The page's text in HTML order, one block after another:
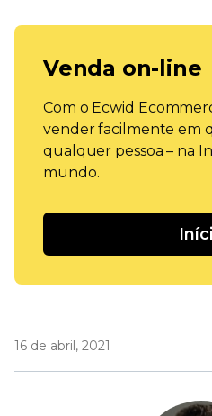
Venda on-line
Com o Ecwid
vender facilmente em
qualquer pessoa – na
mundo.
16 de abril, 2021